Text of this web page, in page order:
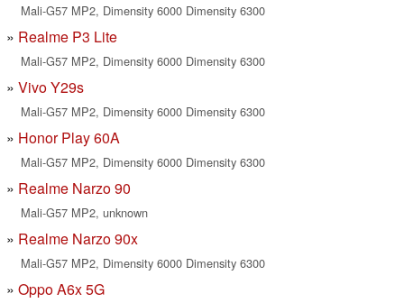
Mali-G57 MP2, Dimensity 6000 Dimensity 6300
Realme P3 Lite
Mali-G57 MP2, Dimensity 6000 Dimensity 6300
Vivo Y29s
Mali-G57 MP2, Dimensity 6000 Dimensity 6300
Honor Play 60A
Mali-G57 MP2, Dimensity 6000 Dimensity 6300
Realme Narzo 90
Mali-G57 MP2, unknown
Realme Narzo 90x
Mali-G57 MP2, Dimensity 6000 Dimensity 6300
Oppo A6x 5G